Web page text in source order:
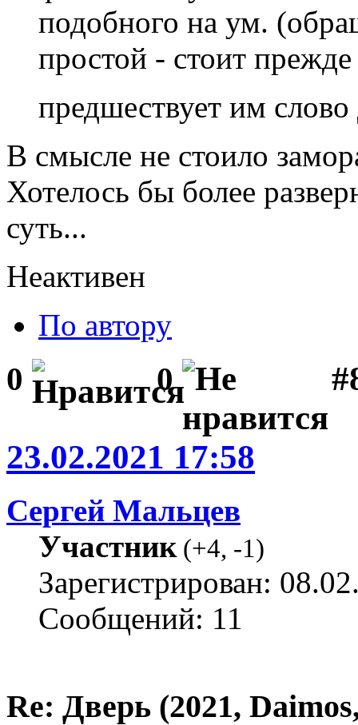
подобного на ум.
простой - стоит
предшествует им
В смысле не стоило
Хотелось бы более
суть...
Неактивен
По автору
0 0
23.02.2021 17:58
Сергей Мальцев
Участник(+4, -1)
Зарегистрирован:
Сообщений: 11
Re: Дверь (2021,